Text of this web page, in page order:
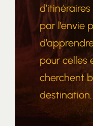
par l’envie
pour celles
cherchent
destination.